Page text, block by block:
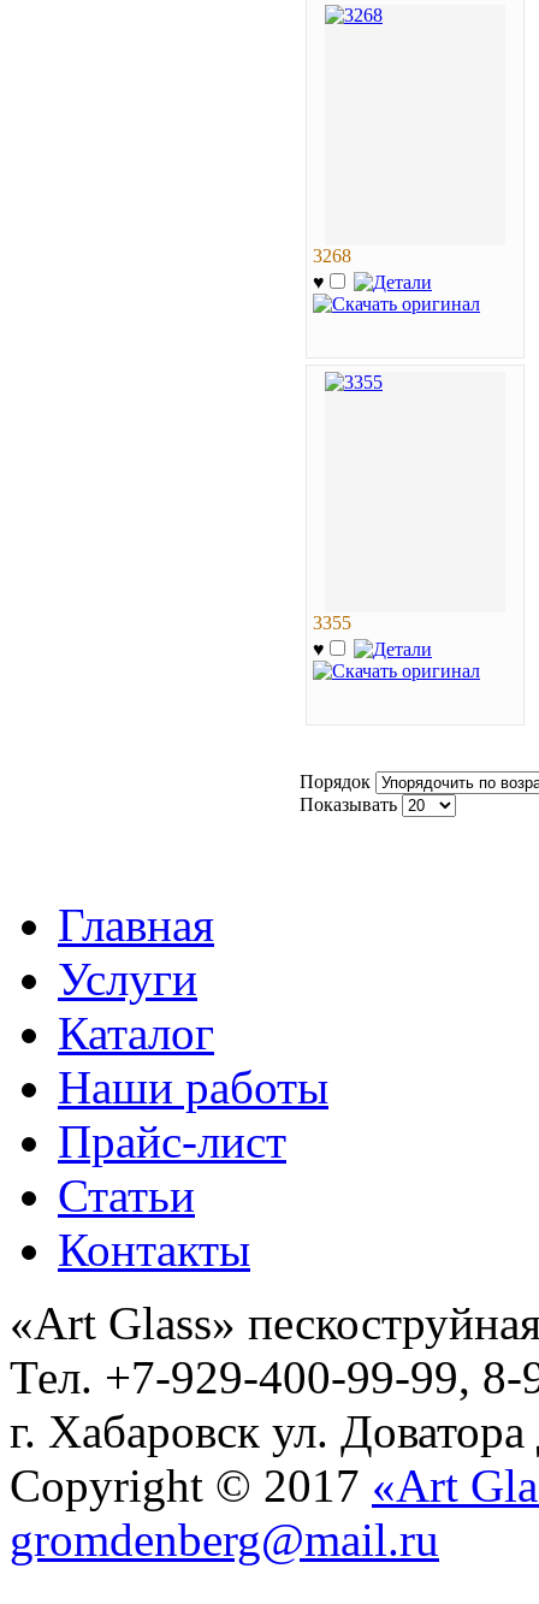
3268
♥
3355
♥
Порядок
Показывать
Главная
Услуги
Каталог
Наши работы
Прайс-лист
Статьи
Контакты
«Art Glass»
Тел. +7-929-400-99-99, 8-
г. Хабаровск ул.
Copyright © 2017 «Art
gromdenberg@mail.ru